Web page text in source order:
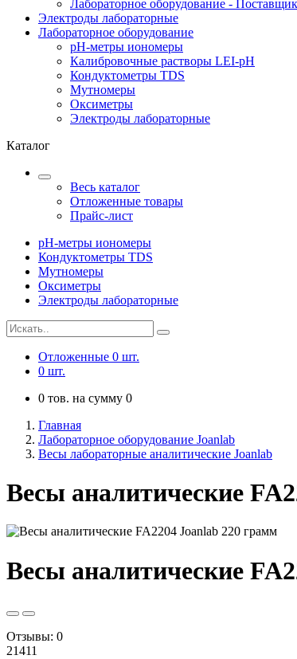
Лабораторное оборудование - Поставщик
Электроды лабораторные
Лабораторное оборудование
pH-метры иономеры
Калибровочные растворы LEI-pH
Кондуктометры TDS
Мутномеры
Оксиметры
Электроды лабораторные
Каталог
Весь каталог
Отложенные товары
Прайс-лист
pH-метры иономеры
Кондуктометры TDS
Мутномеры
Оксиметры
Электроды лабораторные
Отложенные 0 шт.
0 шт.
0 тов. на сумму 0
Главная
Лабораторное оборудование Joanlab
Весы лабораторные аналитические Joanlab
Весы аналитические
Весы аналитические
Отзывы: 0
21411